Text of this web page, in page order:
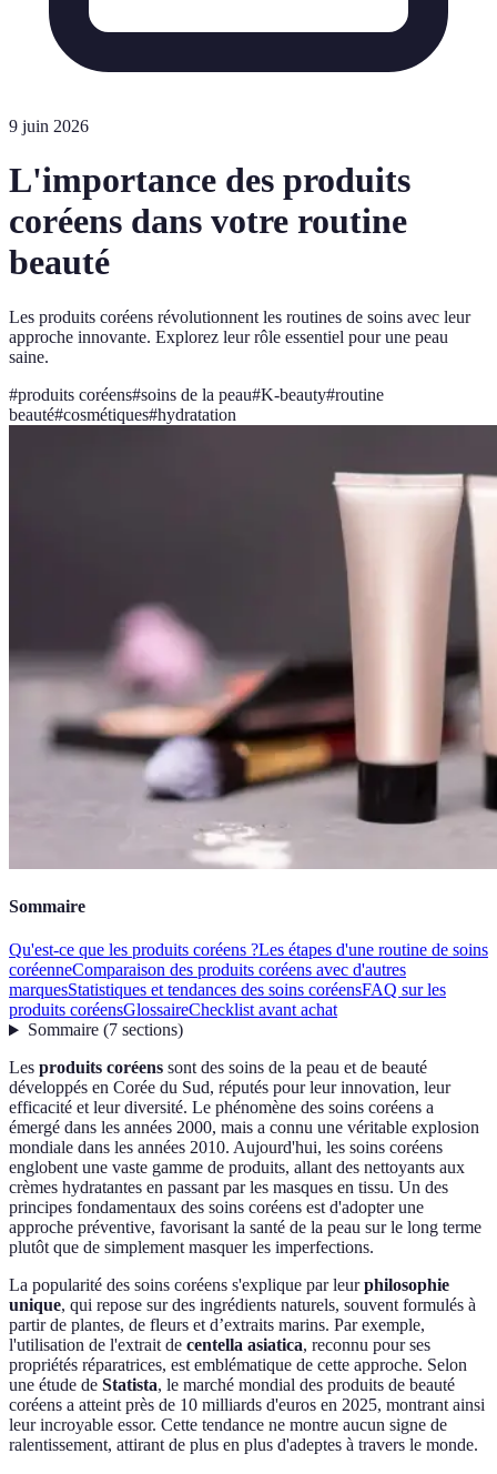
9 juin 2026
L'importance des produits
coréens dans votre routine
beauté
Les produits coréens révolutionnent les routines de soins avec leur
approche innovante. Explorez leur rôle essentiel pour une peau
saine.
#produits coréens#soins de la peau#K-beauty#routine
beauté#cosmétiques#hydratation
Sommaire
Qu'est-ce que les produits coréens ?Les étapes d'une routine de soins
coréenneComparaison des produits coréens avec d'autres
marquesStatistiques et tendances des soins coréensFAQ sur les
produits coréensGlossaireChecklist avant achat
Sommaire(7 sections)
Les produits coréens sont des soins de la peau et de beauté
développés en Corée du Sud, réputés pour leur innovation, leur
efficacité et leur diversité. Le phénomène des soins coréens a
émergé dans les années 2000, mais a connu une véritable explosion
mondiale dans les années 2010. Aujourd'hui, les soins coréens
englobent une vaste gamme de produits, allant des nettoyants aux
crèmes hydratantes en passant par les masques en tissu. Un des
principes fondamentaux des soins coréens est d'adopter une
approche préventive, favorisant la santé de la peau sur le long terme
plutôt que de simplement masquer les imperfections.
La popularité des soins coréens s'explique par leurphilosophie
unique, qui repose sur des ingrédients naturels, souvent formulés à
partir de plantes, de fleurs et d’extraits marins. Par exemple,
l'utilisation de l'extrait de centella asiatica, reconnu pour ses
propriétés réparatrices, est emblématique de cette approche. Selon
une étude de Statista, le marché mondial des produits de beauté
coréens a atteint près de 10 milliards d'euros en 2025, montrant ainsi
leur incroyable essor. Cette tendance ne montre aucun signe de
ralentissement, attirant de plus en plus d'adeptes à travers le monde.